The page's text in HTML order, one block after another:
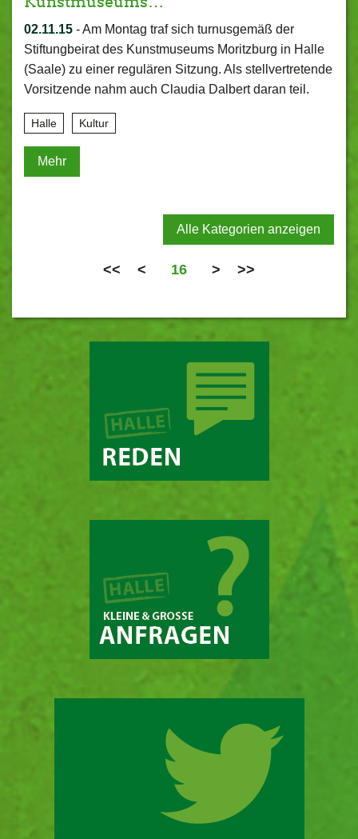
02.11.15 -Am Montag traf sich turnusgemäß der
Stiftungbeirat des Kunstmuseums Moritzburg in Halle
(Saale) zu einer regulären Sitzung. Als stellvertretende
Vorsitzende nahm auch Claudia Dalbert daran teil.
Halle Kultur
Mehr
Alle Kategorien anzeigen
<< < 16 > >>